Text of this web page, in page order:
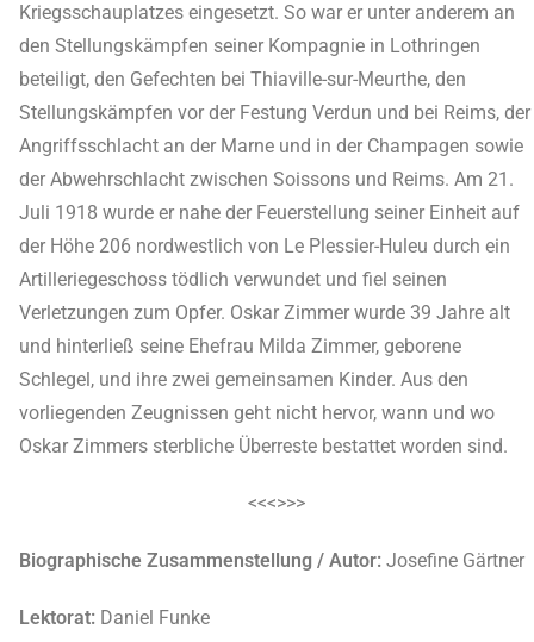
Kriegsschauplatzes eingesetzt. So war er unter anderem an
den Stellungskämpfen seiner Kompagnie in Lothringen
beteiligt, den Gefechten bei Thiaville-sur-Meurthe, den
Stellungskämpfen vor der Festung Verdun und bei Reims, der
Angriffsschlacht an der Marne und in der Champagen sowie
der Abwehrschlacht zwischen Soissons und Reims. Am 21.
Juli 1918 wurde er nahe der Feuerstellung seiner Einheit auf
der Höhe 206 nordwestlich von Le Plessier-Huleu durch ein
Artilleriegeschoss tödlich verwundet und fiel seinen
Verletzungen zum Opfer. Oskar Zimmer wurde 39 Jahre alt
und hinterließ seine Ehefrau Milda Zimmer, geborene
Schlegel, und ihre zwei gemeinsamen Kinder. Aus den
vorliegenden Zeugnissen geht nicht hervor, wann und wo
Oskar Zimmers sterbliche Überreste bestattet worden sind.
<<<>>>
Biographische Zusammenstellung / Autor: Josefine Gärtner
Lektorat: Daniel Funke